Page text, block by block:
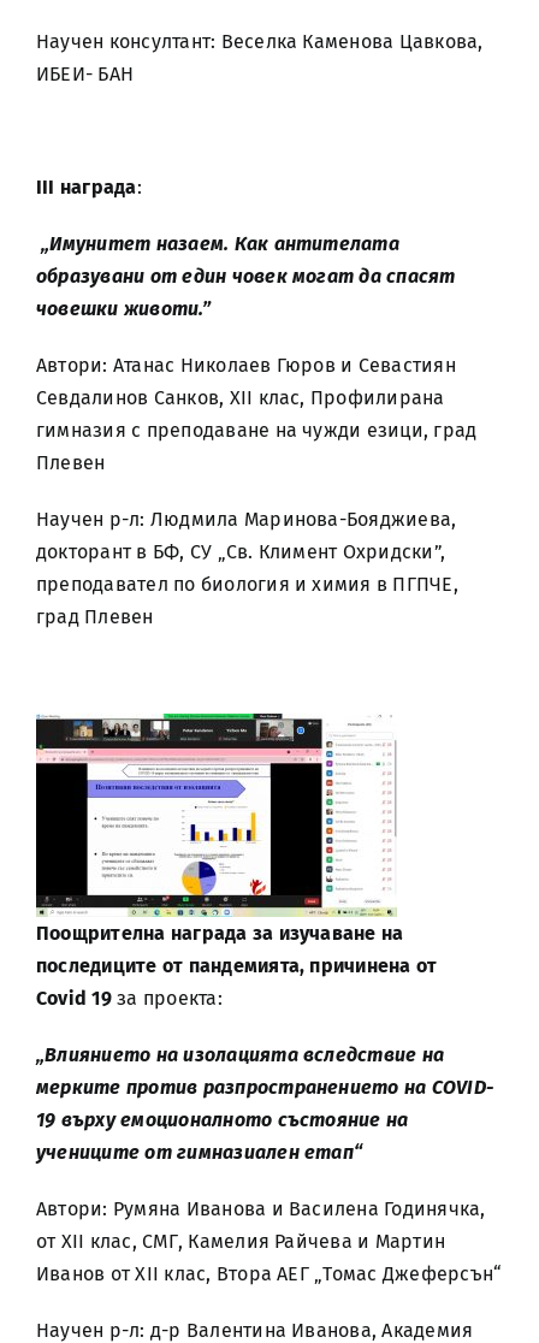
Научен консултант: Веселка Каменова Цавкова,
ИБЕИ- БАН
III награда:
„Имунитет назаем. Как антителата
образувани от един човек могат да спасят
човешки животи.”
Автори: Атанас Николаев Гюров и Севастиян
Севдалинов Санков, XII клас, Профилирана
гимназия с преподаване на чужди езици, град
Плевен
Научен р-л: Людмила Маринова-Бояджиева,
докторант в БФ, СУ „Св. Климент Охридски”,
преподавател по биология и химия в ПГПЧЕ,
град Плевен
Поощрителна награда за изучаване на
последиците от пандемията, причинена от
Covid 19за проекта:
„Влиянието на изолацията вследствие на
мерките против разпространението на COVID-
19 върху емоционалното състояние на
учениците от гимназиален етап“
Автори: Румяна Иванова и Василена Годинячка,
от XII клас, СМГ, Камелия Райчева и Мартин
Иванов от XII клас, Втора АЕГ „Томас Джеферсън“
Научен р-л: д-р Валентина Иванова, Академия